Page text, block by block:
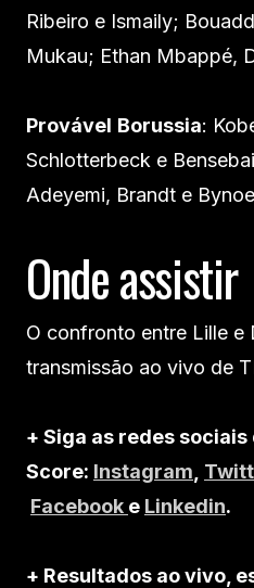
Ribeiro e Ismaily;
Mukau; Ethan Mbappé,
Provável Borussia:
Schlotterbeck e
Adeyemi, Brandt e
Onde assistir
O confronto entre Lille e
transmissão ao vivo de
+ Siga as redes sociais
Score: Instagram,
Facebook e Linkedin.
+ Resultados ao vivo,